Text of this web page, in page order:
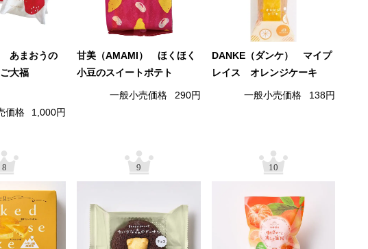
あまおうの
大福
価格 1,000円
甘美（AMAMI） ほくほく
小豆のスイートポテト
一般小売価格 290円
DANKE（ダンケ） マイプ
レイス オレンジケーキ
一般小売価格 138円
8 9 10